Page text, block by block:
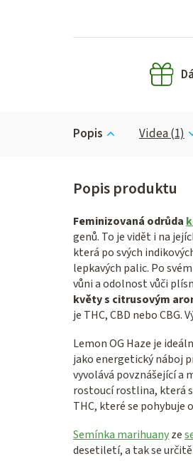
Popis Videa (1)
Feminizovaná odrůda
genů. To je vidět i na
která po svých
lepkavých palic. Po
vůni a odolnost vůči
květy s citrusovým
je THC, CBD nebo
Lemon OG Haze je
jako energetický náboj
vyvolává povznášející a
rostoucí rostlina, která
THC, které se pohybuje
Semínka marihuanyze
desetiletí, a tak se